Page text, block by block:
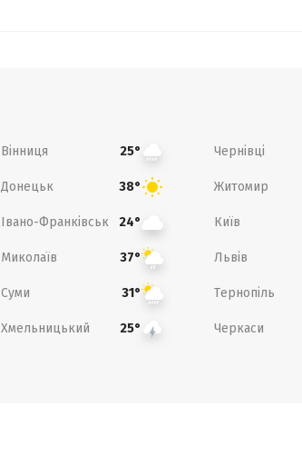
Вінниця 25° Чернівці
Донецьк 38° Житомир
Івано-Франківськ 24° Київ
Миколаїв 37° Львів
Суми 31° Тернопіль
Хмельницький 25° Черкаси